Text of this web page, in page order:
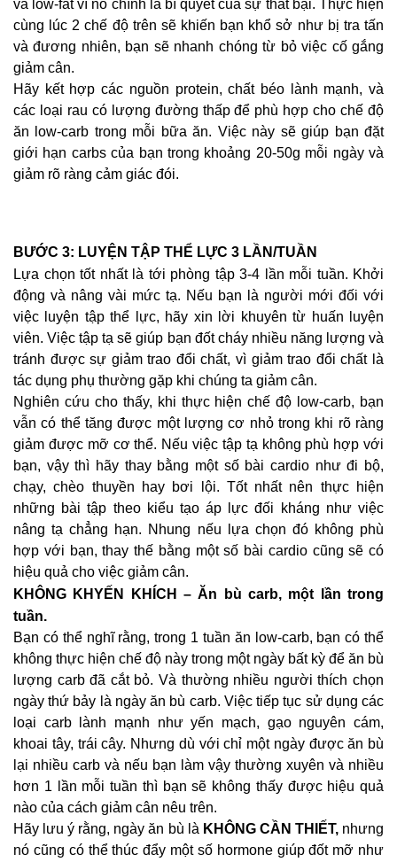
và low-fat vì nó chính là bí quyết của sự thất bại. Thực hiện
cùng lúc 2 chế độ trên sẽ khiến bạn khổ sở như bị tra tấn
và đương nhiên, bạn sẽ nhanh chóng từ bỏ việc cố gắng
giảm cân.
Hãy kết hợp các nguồn protein, chất béo lành mạnh, và
các loại rau có lượng đường thấp để phù hợp cho chế độ
ăn low-carb trong mỗi bữa ăn. Việc này sẽ giúp bạn đặt
giới hạn carbs của bạn trong khoảng 20-50g mỗi ngày và
giảm rõ ràng cảm giác đói.
BƯỚC 3: LUYỆN TẬP THỂ LỰC 3 LẦN/TUẦN
Lựa chọn tốt nhất là tới phòng tập 3-4 lần mỗi tuần. Khởi
động và nâng vài mức tạ. Nếu bạn là người mới đối với
việc luyện tập thể lực, hãy xin lời khuyên từ huấn luyện
viên. Việc tập tạ sẽ giúp bạn đốt cháy nhiều năng lượng và
tránh được sự giảm trao đổi chất, vì giảm trao đổi chất là
tác dụng phụ thường gặp khi chúng ta giảm cân.
Nghiên cứu cho thấy, khi thực hiện chế độ low-carb, bạn
vẫn có thể tăng được một lượng cơ nhỏ trong khi rõ ràng
giảm được mỡ cơ thể. Nếu việc tập tạ không phù hợp với
bạn, vậy thì hãy thay bằng một số bài cardio như đi bộ,
chạy, chèo thuyền hay bơi lội. Tốt nhất nên thực hiện
những bài tập theo kiểu tạo áp lực đối kháng như việc
nâng tạ chẳng hạn. Nhung nếu lựa chọn đó không phù
hợp với bạn, thay thế bằng một số bài cardio cũng sẽ có
hiệu quả cho việc giảm cân.
KHÔNG KHYẾN KHÍCH – Ăn bù carb, một lần trong
tuần.
Bạn có thể nghĩ rằng, trong 1 tuần ăn low-carb, bạn có thể
không thực hiện chế độ này trong một ngày bất kỳ để ăn bù
lượng carb đã cắt bỏ. Và thường nhiều người thích chọn
ngày thứ bảy là ngày ăn bù carb. Việc tiếp tục sử dụng các
loại carb lành mạnh như yến mạch, gạo nguyên cám,
khoai tây, trái cây. Nhưng dù với chỉ một ngày được ăn bù
lại nhiều carb và nếu bạn làm vậy thường xuyên và nhiều
hơn 1 lần mỗi tuần thì bạn sẽ không thấy được hiệu quả
nào của cách giảm cân nêu trên.
Hãy lưu ý rằng, ngày ăn bù là KHÔNG CẦN THIẾT,nhưng
nó cũng có thể thúc đẩy một số hormone giúp đốt mỡ như